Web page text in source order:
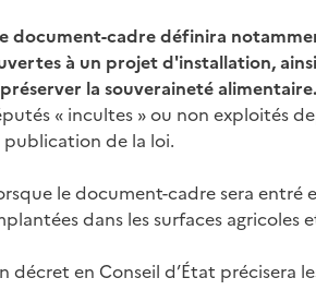
document-cadre définira
à un projet d'installation,
la souveraineté alimentaire.
« incultes » ou non exploités
publication de la loi.
le document-cadre sera entré
dans les surfaces agricoles
décret en Conseil d’État précisera